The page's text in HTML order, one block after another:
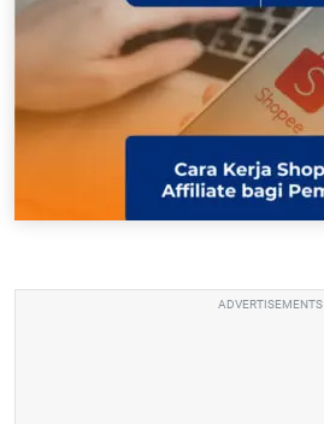
ADVERTISEMENTS